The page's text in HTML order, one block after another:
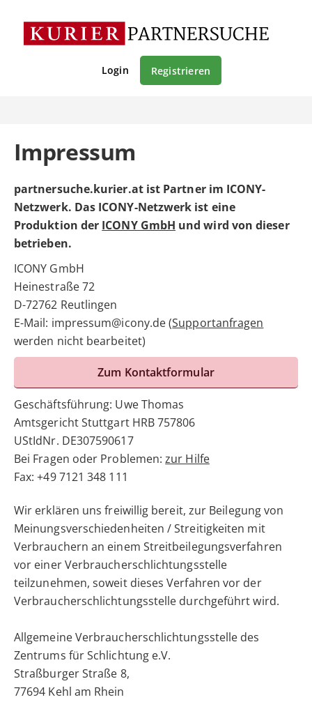
Login Registrieren
Impressum
partnersuche.kurier.at ist Partner im ICONY-
Netzwerk. Das ICONY-Netzwerk ist eine
Produktion der ICONY GmbH und wird von dieser
betrieben.
ICONY GmbH
Heinestraße 72
D-72762 Reutlingen
E-Mail: impressum@icony.de (Supportanfragen
werden nicht bearbeitet)
Zum Kontaktformular
Geschäftsführung: Uwe Thomas
Amtsgericht Stuttgart HRB 757806
UStIdNr. DE307590617
Bei Fragen oder Problemen:zur Hilfe
Fax: +49 7121 348 111
Wir erklären uns freiwillig bereit, zur Beilegung von
Meinungsverschiedenheiten / Streitigkeiten mit
Verbrauchern an einem Streitbeilegungsverfahren
vor einer Verbraucherschlichtungsstelle
teilzunehmen, soweit dieses Verfahren vor der
Verbraucherschlichtungsstelle durchgeführt wird.
Allgemeine Verbraucherschlichtungsstelle des
Zentrums für Schlichtung e.V.
Straßburger Straße 8,
77694 Kehl am Rhein